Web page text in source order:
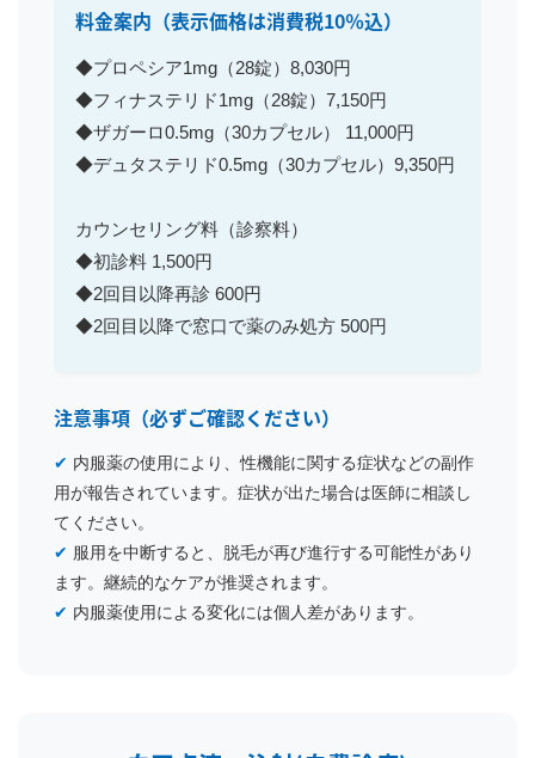
料金案内 （表示価格は消費税10％込）
◆プロペシア1mg（28錠）8,030円
◆フィナステリド1mg（28錠）7,150円
◆ザガーロ0.5mg（30カプセル） 11,000円
◆デュタステリド0.5mg（30カプセル）9,350円
カウンセリング料（診察料）
◆初診料 1,500円
◆2回目以降再診 600円
◆2回目以降で窓口で薬のみ処方 500円
注意事項（必ずご確認ください）
✔ 内服薬の使用により、性機能に関する症状などの副作
用が報告されています。症状が出た場合は医師に相談し
てください。
✔ 服用を中断すると、脱毛が再び進行する可能性があり
ます。継続的なケアが推奨されます。
✔ 内服薬使用による変化には個人差があります。